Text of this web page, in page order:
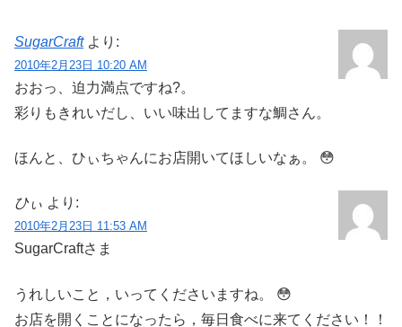
SugarCraft より:
2010年2月23日 10:20 AM
おおっ、迫力満点ですね?。
彩りもきれいだし、いい味出してますな鯛さん。
ほんと、ひぃちゃんにお店開いてほしいなぁ。 😳
ひぃ より:
2010年2月23日 11:53 AM
SugarCraftさま
うれしいこと，いってくださいますね。 😳
お店を開くことになったら，毎日食べに来てください！！